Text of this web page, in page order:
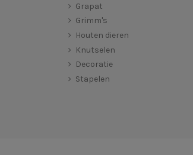
Grapat
Grimm's
Houten dieren
Knutselen
Decoratie
Stapelen